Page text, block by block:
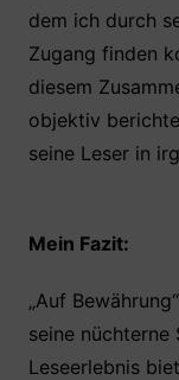
dem ich durch
Zugang finden
diesem
objektiv
seine Leser in
Mein Fazit:
„Auf
seine nüchterne
Leseerlebnis